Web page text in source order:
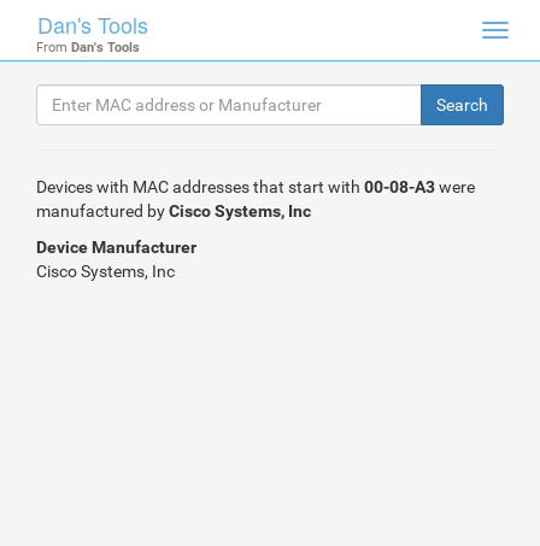
Dan's Tools
From Dan's Tools
Devices with MAC addresses that start with 00-08-A3were
manufactured byCisco Systems, Inc
Device Manufacturer
Cisco Systems, Inc